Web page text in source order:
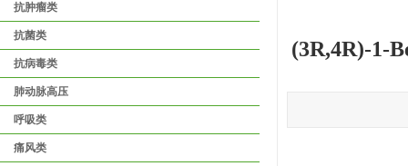
抗肿瘤类
抗菌类
抗病毒类
肺动脉高压
呼吸类
痛风类
(3R,4R)-1-